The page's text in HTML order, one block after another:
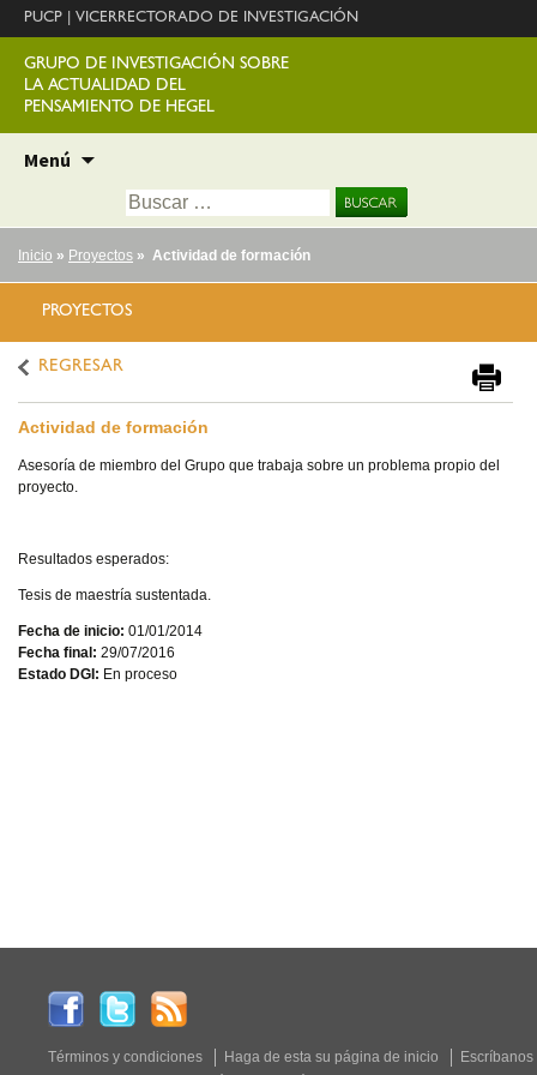
PUCP VICERRECTORADO DE INVESTIGACIÓN
GRUPO DE INVESTIGACIÓN SOBRE
LA ACTUALIDAD DEL
PENSAMIENTO DE HEGEL
Menú
contenido
Buscar:
Inicio » Proyectos » Actividad de formación
PROYECTOS
REGRESAR
Actividad de formación
Asesoría de miembro del Grupo que trabaja sobre un problema propio del
proyecto.
Resultados esperados:
Tesis de maestría sustentada.
Fecha de inicio: 01/01/2014
Fecha final: 29/07/2016
Estado DGI: En proceso
Términos y condiciones Haga de esta su página de inicio
Escríbanos